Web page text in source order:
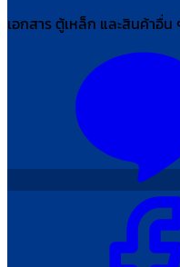
เอกสาร ตู้เหล็ก และสินค้าอื่น